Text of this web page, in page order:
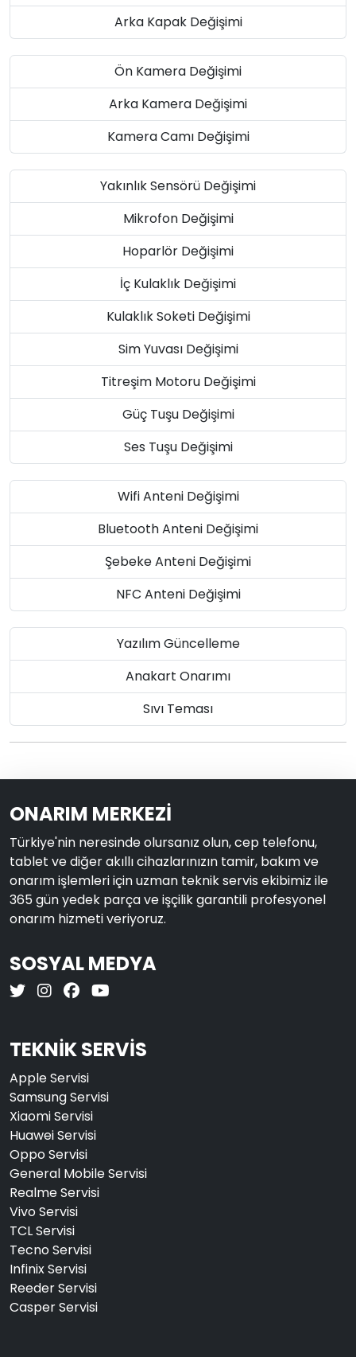
Arka Kapak Değişimi
Ön Kamera Değişimi
Arka Kamera Değişimi
Kamera Camı Değişimi
Yakınlık Sensörü Değişimi
Mikrofon Değişimi
Hoparlör Değişimi
İç Kulaklık Değişimi
Kulaklık Soketi Değişimi
Sim Yuvası Değişimi
Titreşim Motoru Değişimi
Güç Tuşu Değişimi
Ses Tuşu Değişimi
Wifi Anteni Değişimi
Bluetooth Anteni Değişimi
Şebeke Anteni Değişimi
NFC Anteni Değişimi
Yazılım Güncelleme
Anakart Onarımı
Sıvı Teması
ONARIM MERKEZİ
Türkiye'nin neresinde olursanız olun, cep telefonu,
tablet ve diğer akıllı cihazlarınızın tamir, bakım ve
onarım işlemleri için uzman teknik servis ekibimiz ile
365 gün yedek parça ve işçilik garantili profesyonel
onarım hizmeti veriyoruz.
SOSYAL MEDYA
TEKNİK SERVİS
Apple Servisi
Samsung Servisi
Xiaomi Servisi
Huawei Servisi
Oppo Servisi
General Mobile Servisi
Realme Servisi
Vivo Servisi
TCL Servisi
Tecno Servisi
Infinix Servisi
Reeder Servisi
Casper Servisi